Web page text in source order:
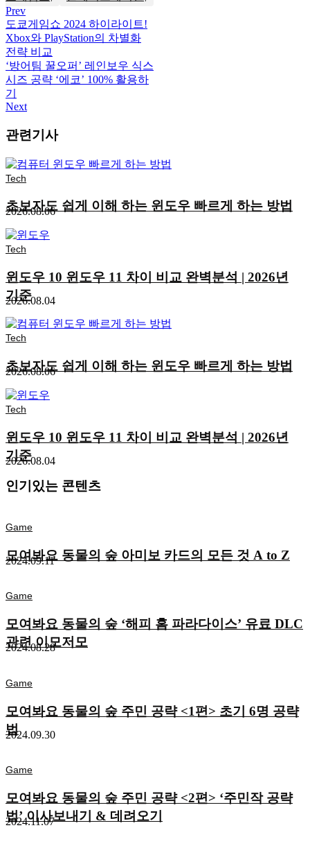
Prev
도쿄게임쇼 2024 하이라이트!
Xbox와 PlayStation의 차별화
전략 비교
‘방어팀 꿀오퍼’ 레인보우 식스
시즈 공략 ‘에코’ 100% 활용하
기
Next
관련기사
Tech
초보자도 쉽게 이해 하는 윈도우 빠르게 하는 방법
2026.08.06
Tech
윈도우 10 윈도우 11 차이 비교 완벽분석 | 2026년
기준
2026.08.04
Tech
초보자도 쉽게 이해 하는 윈도우 빠르게 하는 방법
2026.08.06
Tech
윈도우 10 윈도우 11 차이 비교 완벽분석 | 2026년
기준
2026.08.04
인기있는 콘텐츠
Game
모여봐요 동물의 숲 아미보 카드의 모든 것 A to Z
2024.09.11
Game
모여봐요 동물의 숲 ‘해피 홈 파라다이스’ 유료 DLC
관련 이모저모
2024.08.28
Game
모여봐요 동물의 숲 주민 공략 <1편> 초기 6명 공략
법
2024.09.30
Game
모여봐요 동물의 숲 주민 공략 <2편> ‘주민작 공략
법’ 이사보내기 & 데려오기
2024.11.07